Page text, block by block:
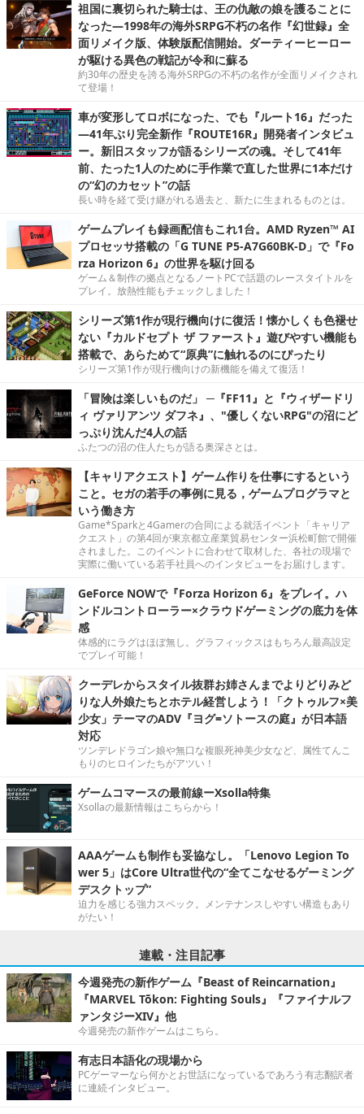
祖国に裏切られた騎士は、王の仇敵の娘を護ることに
なった―1998年の海外SRPG不朽の名作『幻世録』全
面リメイク版、体験版配信開始。ダーティーヒーロー
が駆ける異色の戦記が令和に蘇る
約30年の歴史を誇る海外SRPGの不朽の名作が全面リメイクされ
て登場！
車が変形してロボになった、でも『ルート16』だった
―41年ぶり完全新作『ROUTE16R』開発者インタビュ
ー。新旧スタッフが語るシリーズの魂。そして41年
前、たった1人のために手作業で直した世界に1本だけ
の“幻のカセット”の話
長い時を経て受け継がれる過去と、新たに生まれるものとは。
ゲームプレイも録画配信もこれ1台。AMD Ryzen™ AI
プロセッサ搭載の「G TUNE P5-A7G60BK-D」で『Fo
rza Horizon 6』の世界を駆け回る
ゲーム＆制作の拠点となるノートPCで話題のレースタイトルを
プレイ。放熱性能もチェックしました！
シリーズ第1作が現行機向けに復活！懐かしくも色褪せ
ない『カルドセプト ザ ファースト』遊びやすい機能も
搭載で、あらためて“原典”に触れるのにぴったり
シリーズ第1作が現行機向けの新機能を備えて復活！
「冒険は楽しいものだ」 ─『FF11』と『ウィザードリ
ィ ヴァリアンツ ダフネ』、"優しくないRPG"の沼にど
っぷり沈んだ4人の話
ふたつの沼の住人たちが語る奥深さとは。
【キャリアクエスト】ゲーム作りを仕事にするという
こと。セガの若手の事例に見る，ゲームプログラマと
いう働き方
Game*Sparkと4Gamerの合同による就活イベント「キャリア
クエスト」の第4回が東京都立産業貿易センター浜松町館で開催
されました。このイベントに合わせて取材した、各社の現場で
実際に働いている若手社員へのインタビューをお届けします。
GeForce NOWで『Forza Horizon 6』をプレイ。ハ
ンドルコントローラー×クラウドゲーミングの底力を体
感
体感的にラグはほぼ無し。グラフィックスはもちろん最高設定
でプレイ可能！
クーデレからスタイル抜群お姉さんまでよりどりみど
りな人外娘たちとホテル経営しよう！「クトゥルフ×美
少女」テーマのADV『ヨグ=ソトースの庭』が日本語
対応
ツンデレドラゴン娘や無口な複眼死神美少女など、属性てんこ
もりのヒロインたちがアツい！
ゲームコマースの最前線ーXsolla特集
Xsollaの最新情報はこちらから！
AAAゲームも制作も妥協なし。「Lenovo Legion To
wer 5」はCore Ultra世代の“全てこなせるゲーミング
デスクトップ”
迫力を感じる強力スペック。メンテナンスしやすい構造もあり
がたい！
連載・注目記事
今週発売の新作ゲーム『Beast of Reincarnation』
『MARVEL Tōkon: Fighting Souls』『ファイナルフ
ァンタジーXIV』他
今週発売の新作ゲームはこちら。
有志日本語化の現場から
PCゲーマーなら何かとお世話になっているであろう有志翻訳者
に連続インタビュー。